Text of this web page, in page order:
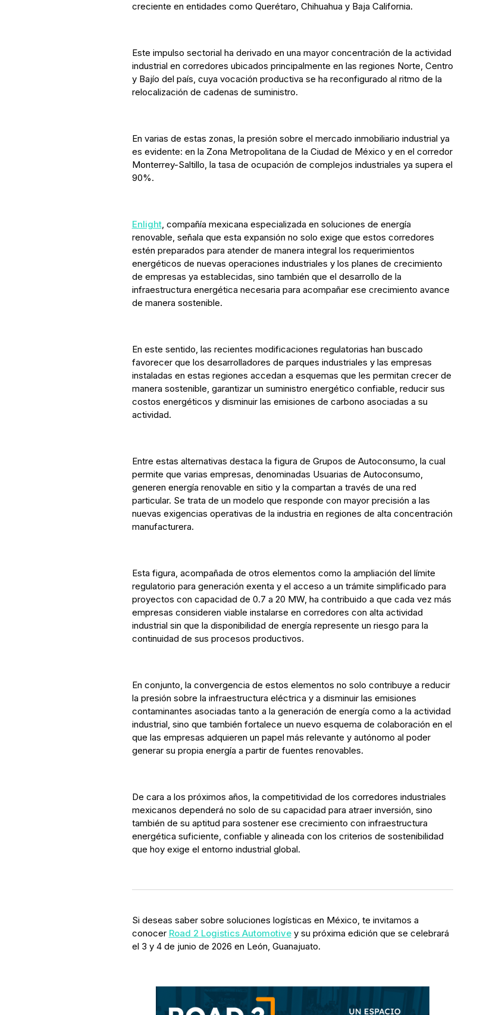
creciente en entidades como Querétaro, Chihuahua y Baja California.
Este impulso sectorial ha derivado en una mayor concentración de la actividad
industrial en corredores ubicados principalmente en las regiones Norte, Centro
y Bajío del país, cuya vocación productiva se ha reconfigurado al ritmo de la
relocalización de cadenas de suministro.
En varias de estas zonas, la presión sobre el mercado inmobiliario industrial ya
es evidente: en la Zona Metropolitana de la Ciudad de México y en el corredor
Monterrey-Saltillo, la tasa de ocupación de complejos industriales ya supera el
90%.
Enlight, compañía mexicana especializada en soluciones de energía
renovable, señala que esta expansión no solo exige que estos corredores
estén preparados para atender de manera integral los requerimientos
energéticos de nuevas operaciones industriales y los planes de crecimiento
de empresas ya establecidas, sino también que el desarrollo de la
infraestructura energética necesaria para acompañar ese crecimiento avance
de manera sostenible.
En este sentido, las recientes modificaciones regulatorias han buscado
favorecer que los desarrolladores de parques industriales y las empresas
instaladas en estas regiones accedan a esquemas que les permitan crecer de
manera sostenible, garantizar un suministro energético confiable, reducir sus
costos energéticos y disminuir las emisiones de carbono asociadas a su
actividad.
Entre estas alternativas destaca la figura de Grupos de Autoconsumo, la cual
permite que varias empresas, denominadas Usuarias de Autoconsumo,
generen energía renovable en sitio y la compartan a través de una red
particular. Se trata de un modelo que responde con mayor precisión a las
nuevas exigencias operativas de la industria en regiones de alta concentración
manufacturera.
Esta figura, acompañada de otros elementos como la ampliación del límite
regulatorio para generación exenta y el acceso a un trámite simplificado para
proyectos con capacidad de 0.7 a 20 MW, ha contribuido a que cada vez más
empresas consideren viable instalarse en corredores con alta actividad
industrial sin que la disponibilidad de energía represente un riesgo para la
continuidad de sus procesos productivos.
En conjunto, la convergencia de estos elementos no solo contribuye a reducir
la presión sobre la infraestructura eléctrica y a disminuir las emisiones
contaminantes asociadas tanto a la generación de energía como a la actividad
industrial, sino que también fortalece un nuevo esquema de colaboración en el
que las empresas adquieren un papel más relevante y autónomo al poder
generar su propia energía a partir de fuentes renovables.
De cara a los próximos años, la competitividad de los corredores industriales
mexicanos dependerá no solo de su capacidad para atraer inversión, sino
también de su aptitud para sostener ese crecimiento con infraestructura
energética suficiente, confiable y alineada con los criterios de sostenibilidad
que hoy exige el entorno industrial global.
Si deseas saber sobre soluciones logísticas en México, te invitamos a
conocer Road 2 Logistics Automotivey su próxima edición que se celebrará
el 3 y 4 de junio de 2026 en León, Guanajuato.